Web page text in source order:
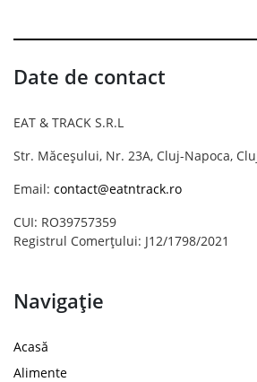
Date de contact
EAT & TRACK S.R.L
Str. Măceșului, Nr. 23A, Cluj-Napoca,
Email: contact@eatntrack.ro
CUI: RO39757359
Registrul Comerțului: J12/1798/2021
Navigație
Acasă
Alimente